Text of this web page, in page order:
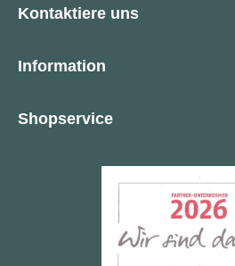
Kontaktiere uns
Information
Shopservice